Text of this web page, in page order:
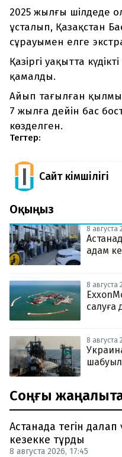
2025 жылғы шілдеде
ұсталып, Қазақстан
сұрауымен елге
Қазіргі уақытта
қамалды.
Айып тағылған
7 жылға дейін бас
көзделген.
Тегтер:
Сайт Әкімшілігі
Оқыңыз
8 августа
адам
8 августа
салуға
8 августа
шабуыл
Соңғы
Астанада тегін
кезекке тұрды
8 августа 2026, 17:45